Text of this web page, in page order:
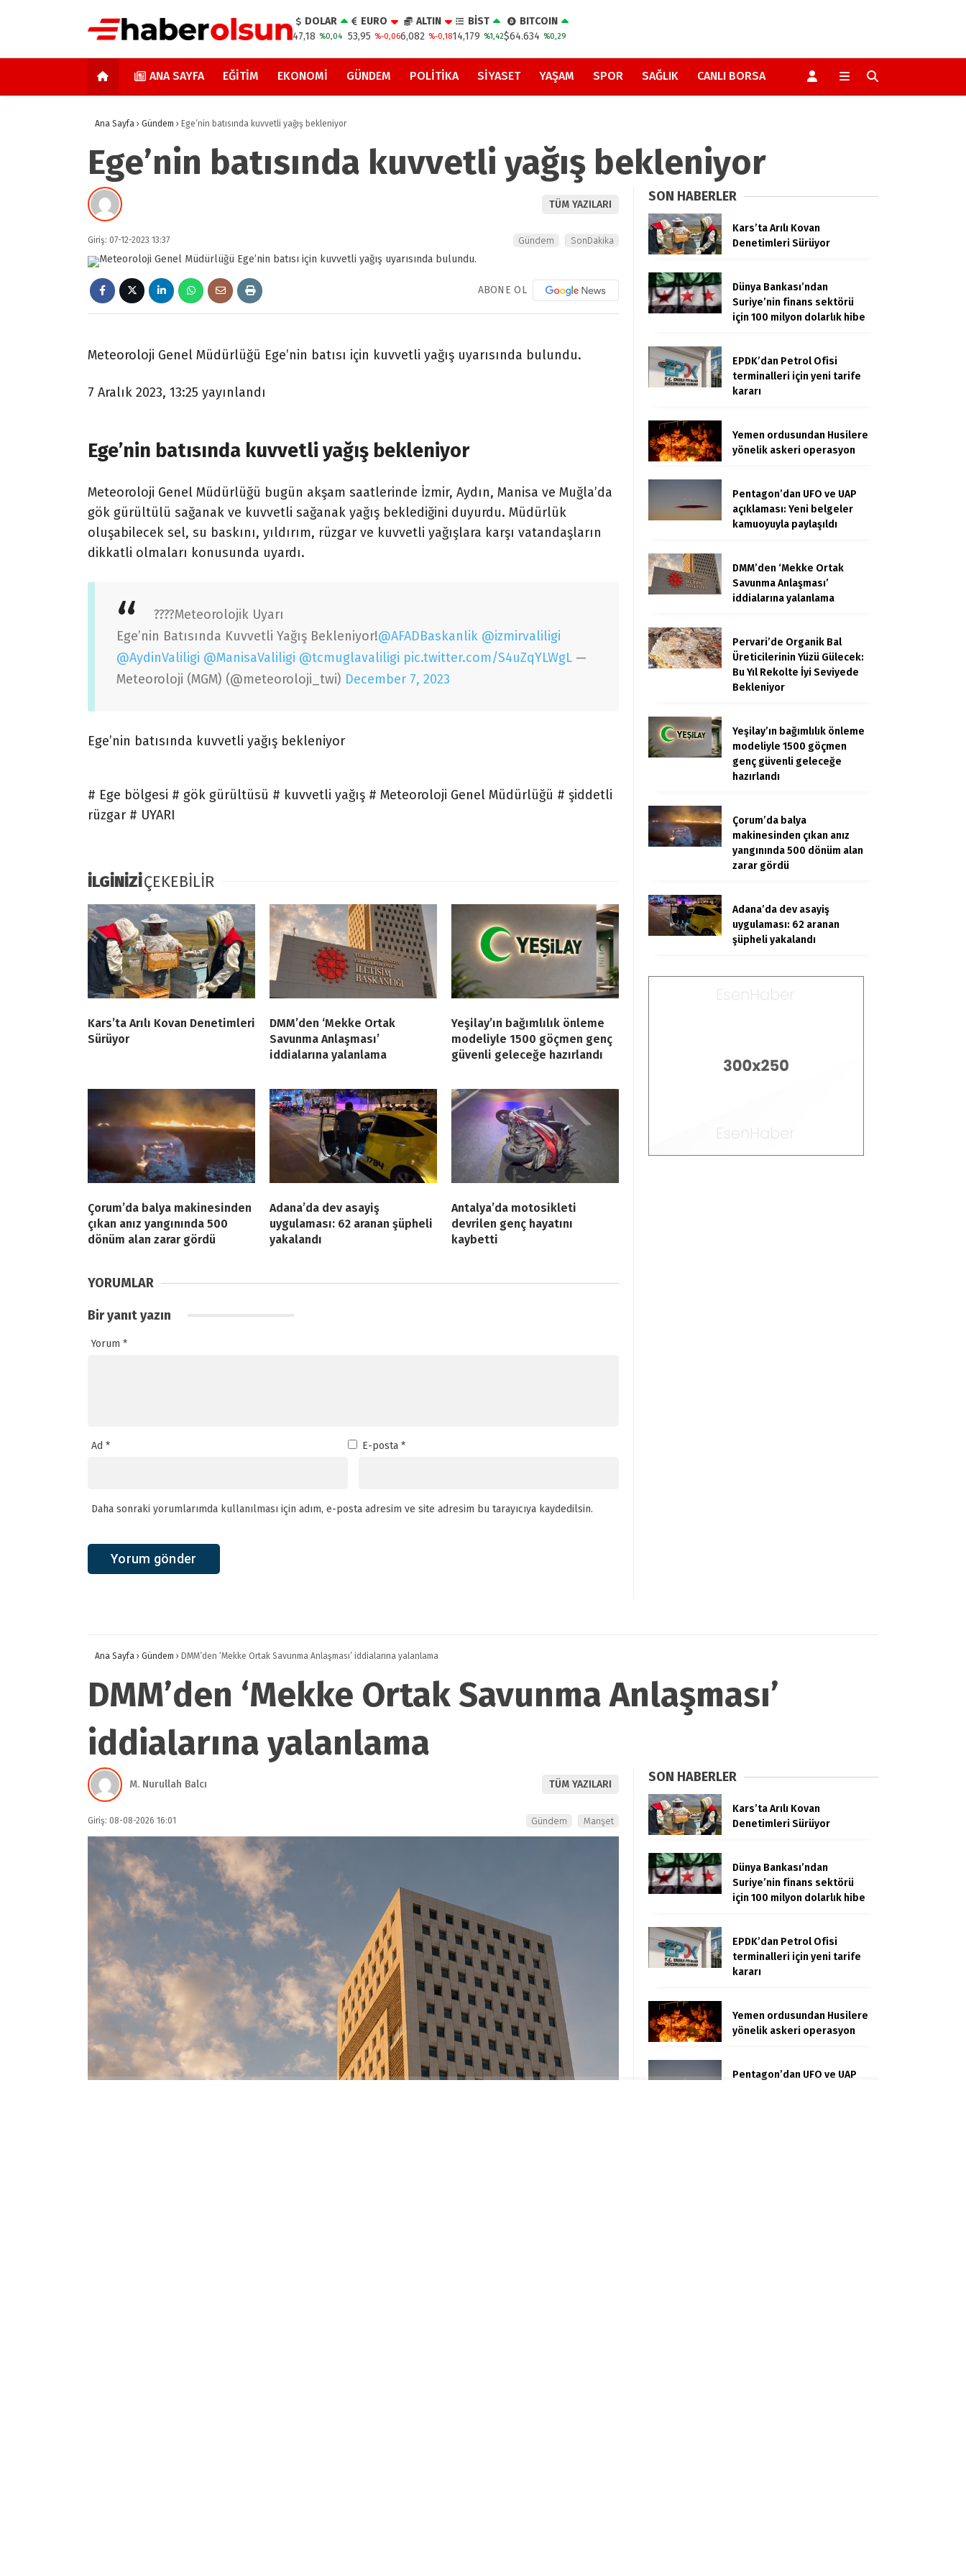
DOLAR
47,18 %0,04
EURO
53,95 %-0,06
ALTIN
6,082 %-0,18
BİST
14,179 %1,42
BITCOIN
$64.634 %0,29
ANA SAYFA EĞITIM EKONOMI GÜNDEM POLITIKA SIYASET YAŞAM SPOR SAĞLIK CANLI BORSA
Ana Sayfa › Gündem › Ege’nin batısında kuvvetli yağış bekleniyor
Ege’nin batısında kuvvetli yağış bekleniyor
TÜM YAZILARI
Giriş: 07-12-2023 13:37 Gündem SonDakika
ABONE OL
Meteoroloji Genel Müdürlüğü Ege’nin batısı için kuvvetli yağış uyarısında bulundu.
7 Aralık 2023, 13:25 yayınlandı
Ege’nin batısında kuvvetli yağış bekleniyor
Meteoroloji Genel Müdürlüğü bugün akşam saatlerinde İzmir, Aydın, Manisa ve Muğla’da
gök gürültülü sağanak ve kuvvetli sağanak yağış beklediğini duyurdu. Müdürlük
oluşabilecek sel, su baskını, yıldırım, rüzgar ve kuvvetli yağışlara karşı vatandaşların
dikkatli olmaları konusunda uyardı.
????Meteorolojik Uyarı
Ege’nin Batısında Kuvvetli Yağış Bekleniyor!@AFADBaskanlik @izmirvaliligi
@AydinValiligi @ManisaValiligi @tcmuglavaliligi pic.twitter.com/S4uZqYLWgL —
Meteoroloji (MGM) (@meteoroloji_twi) December 7, 2023
Ege’nin batısında kuvvetli yağış bekleniyor
# Ege bölgesi # gök gürültüsü # kuvvetli yağış # Meteoroloji Genel Müdürlüğü # şiddetli
rüzgar # UYARI
İLGİNİZİÇEKEBİLİR
Kars’ta Arılı Kovan Denetimleri
Sürüyor
DMM’den ‘Mekke Ortak
Savunma Anlaşması’
iddialarına yalanlama
Yeşilay’ın bağımlılık önleme
modeliyle 1500 göçmen genç
güvenli geleceğe hazırlandı
Çorum’da balya makinesinden
çıkan anız yangınında 500
dönüm alan zarar gördü
Adana’da dev asayiş
uygulaması: 62 aranan şüpheli
yakalandı
Antalya’da motosikleti
devrilen genç hayatını
kaybetti
YORUMLAR
Bir yanıt yazın
Yorum *
Ad * E-posta *
Daha sonraki yorumlarımda kullanılması için adım, e-posta adresim ve site adresim bu tarayıcıya kaydedilsin.
SON HABERLER
Kars’ta Arılı Kovan
Denetimleri Sürüyor
Dünya Bankası’ndan
Suriye’nin finans sektörü
için 100 milyon dolarlık hibe
EPDK’dan Petrol Ofisi
terminalleri için yeni tarife
kararı
Yemen ordusundan Husilere
yönelik askeri operasyon
Pentagon’dan UFO ve UAP
açıklaması: Yeni belgeler
kamuoyuyla paylaşıldı
DMM’den ‘Mekke Ortak
Savunma Anlaşması’
iddialarına yalanlama
Pervari’de Organik Bal
Üreticilerinin Yüzü Gülecek:
Bu Yıl Rekolte İyi Seviyede
Bekleniyor
Yeşilay’ın bağımlılık önleme
modeliyle 1500 göçmen
genç güvenli geleceğe
hazırlandı
Çorum’da balya
makinesinden çıkan anız
yangınında 500 dönüm alan
zarar gördü
Adana’da dev asayiş
uygulaması: 62 aranan
şüpheli yakalandı
Ana Sayfa › Gündem › DMM’den ‘Mekke Ortak Savunma Anlaşması’ iddialarına yalanlama
DMM’den ‘Mekke Ortak Savunma Anlaşması’
iddialarına yalanlama
M. Nurullah Balcı TÜM YAZILARI
Giriş: 08-08-2026 16:01 Gündem Manşet
SON HABERLER
Kars’ta Arılı Kovan
Denetimleri Sürüyor
Dünya Bankası’ndan
Suriye’nin finans sektörü
için 100 milyon dolarlık hibe
EPDK’dan Petrol Ofisi
terminalleri için yeni tarife
kararı
Yemen ordusundan Husilere
yönelik askeri operasyon
Pentagon’dan UFO ve UAP